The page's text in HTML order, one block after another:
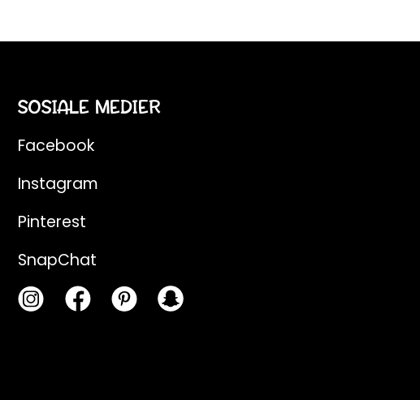
SOSIALE MEDIER
Facebook
Instagram
Pinterest
SnapChat